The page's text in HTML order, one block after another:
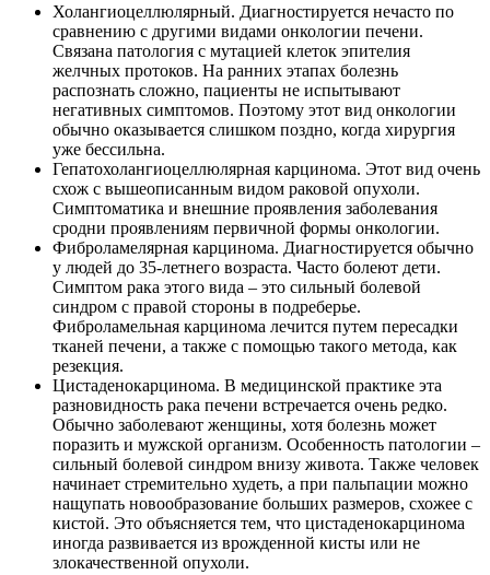
Холангиоцеллюлярный. Диагностируется нечасто по
сравнению с другими видами онкологии печени.
Связана патология с мутацией клеток эпителия
желчных протоков. На ранних этапах болезнь
распознать сложно, пациенты не испытывают
негативных симптомов. Поэтому этот вид онкологии
обычно оказывается слишком поздно, когда хирургия
уже бессильна.
Гепатохолангиоцеллюлярная карцинома. Этот вид очень
схож с вышеописанным видом раковой опухоли.
Симптоматика и внешние проявления заболевания
сродни проявлениям первичной формы онкологии.
Фиброламелярная карцинома. Диагностируется обычно
у людей до 35-летнего возраста. Часто болеют дети.
Симптом рака этого вида – это сильный болевой
синдром с правой стороны в подреберье.
Фиброламельная карцинома лечится путем пересадки
тканей печени, а также с помощью такого метода, как
резекция.
Цистаденокарцинома. В медицинской практике эта
разновидность рака печени встречается очень редко.
Обычно заболевают женщины, хотя болезнь может
поразить и мужской организм. Особенность патологии –
сильный болевой синдром внизу живота. Также человек
начинает стремительно худеть, а при пальпации можно
нащупать новообразование больших размеров, схожее с
кистой. Это объясняется тем, что цистаденокарцинома
иногда развивается из врожденной кисты или не
злокачественной опухоли.